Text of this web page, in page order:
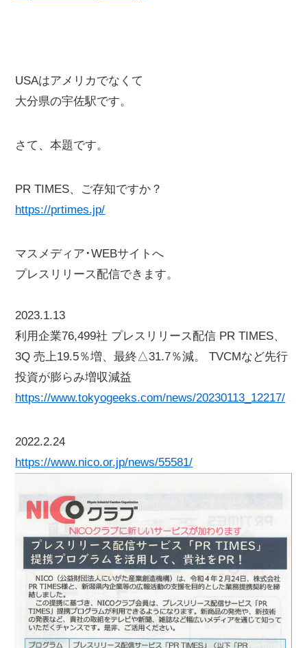
USAはアメリカでなくて
大分県の宇佐駅です。
さて、本題です。
PR TIMES、ご存知ですか？
https://prtimes.jp/
マスメディア･WEBサイトへ
プレスリリース配信できます。
2023.1.13
利用企業76,499社 プレスリリース配信 PR TIMES、
3Q 売上19.5％増、最終△31.7％減。 TVCMなど先行
投資が膨らみ増収減益
https://www.tokyogeeks.com/news/20230113_12217/
2022.2.24
https://www.nico.or.jp/news/55581/